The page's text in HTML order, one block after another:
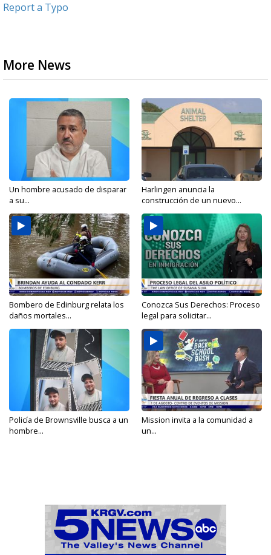
Report a Typo
More News
Un hombre acusado de disparar
a su...
Harlingen anuncia la
construcción de un nuevo...
Bombero de Edinburg relata los
daños mortales...
Conozca Sus Derechos: Proceso
legal para solicitar...
Policía de Brownsville busca a un
hombre...
Mission invita a la comunidad a
un...